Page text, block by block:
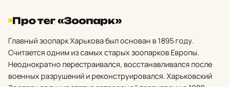
Про тег «Зоопарк»
Главный зоопарк Харькова был основан в 1895 году.
Считается одним из самых старых зоопарков Европы.
Неоднократно перестраивался, восстанавливался после
военных разрушений и реконструировался. Харьковский